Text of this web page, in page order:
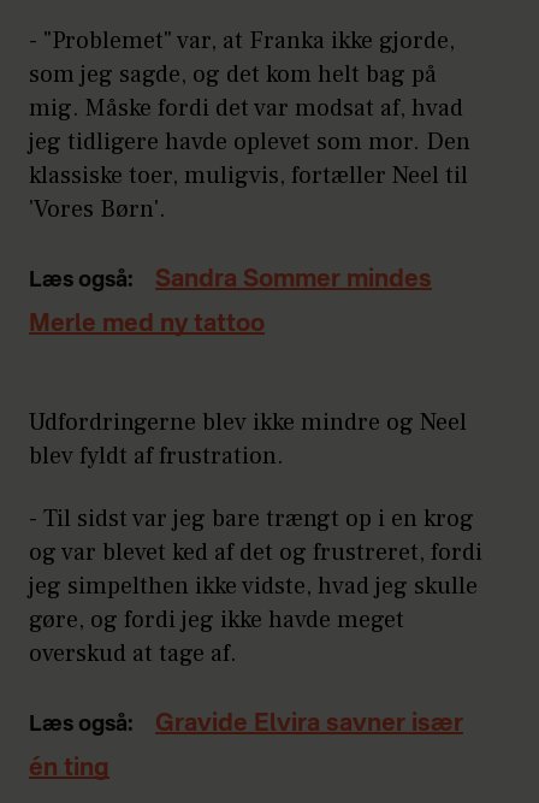
- "Problemet" var, at Franka ikke gjorde,
som jeg sagde, og det kom helt bag på
mig. Måske fordi det var modsat af, hvad
jeg tidligere havde oplevet som mor. Den
klassiske toer, muligvis, fortæller Neel til
'Vores Børn'.
Læs også:
Sandra Sommer mindes
Merle med ny tattoo
Udfordringerne blev ikke mindre og Neel
blev fyldt af frustration.
- Til sidst var jeg bare trængt op i en krog
og var blevet ked af det og frustreret, fordi
jeg simpelthen ikke vidste, hvad jeg skulle
gøre, og fordi jeg ikke havde meget
overskud at tage af.
Læs også:
Gravide Elvira savner især
én ting